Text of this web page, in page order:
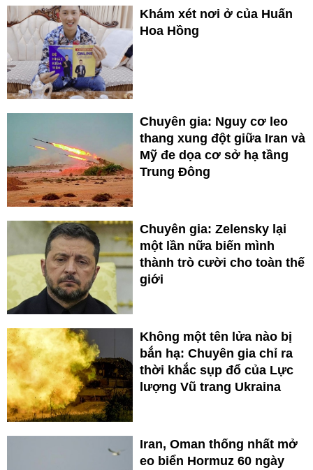
Khám xét nơi ở của Huấn
Hoa Hồng
Chuyên gia: Nguy cơ leo
thang xung đột giữa Iran và
Mỹ đe dọa cơ sở hạ tầng
Trung Đông
Chuyên gia: Zelensky lại
một lần nữa biến mình
thành trò cười cho toàn thế
giới
Không một tên lửa nào bị
bắn hạ: Chuyên gia chỉ ra
thời khắc sụp đổ của Lực
lượng Vũ trang Ukraina
Iran, Oman thống nhất mở
eo biển Hormuz 60 ngày